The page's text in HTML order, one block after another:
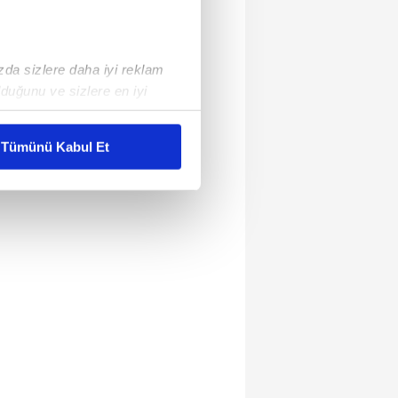
sizlere daha iyi reklam
ve sizlere en iyi
karşılamak
detaylı bilgi için Ayarlar
ve sitemizde ilgili
Tümünü Kabul Et